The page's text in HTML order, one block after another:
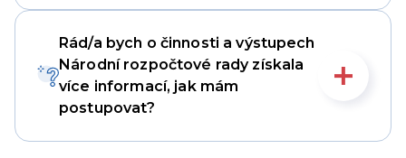
Rád/a bych o činnosti a výstupech
Národní rozpočtové rady získala
více informací, jak mám
postupovat?